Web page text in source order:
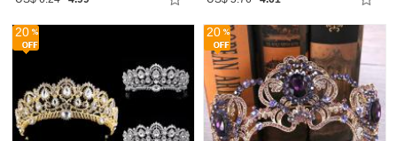
20 20